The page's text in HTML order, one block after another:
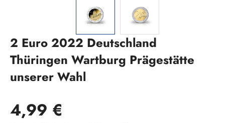
2 Euro 2022 Deutschland
Thüringen Wartburg Prägestätte
unserer Wahl
Regulärer Preis:
4,99 €